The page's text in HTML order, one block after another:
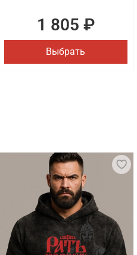
1 805 ₽
Выбрать